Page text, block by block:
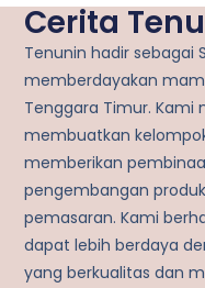
Cerita
Tenunin hadir sebagai
memberdayakan
Tenggara Timur. Kami
membuatkan
memberikan
pengembangan
pemasaran. Kami
dapat lebih berdaya
yang berkualitas dan